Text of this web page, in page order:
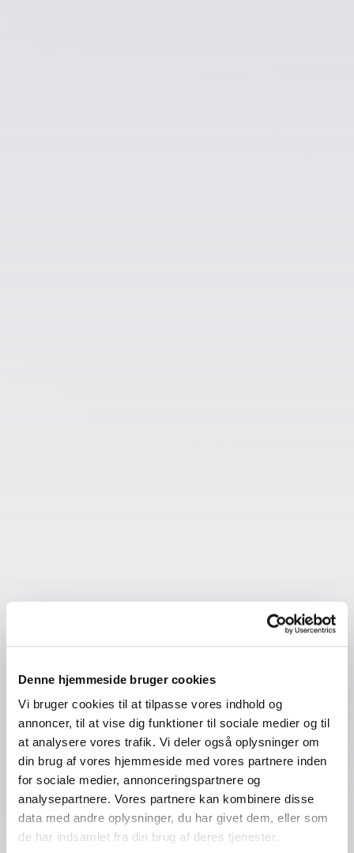
Denne hjemmeside bruger cookies
Vi bruger cookies til at tilpasse vores indhold og
annoncer, til at vise dig funktioner til sociale medier og til
at analysere vores trafik. Vi deler også oplysninger om
din brug af vores hjemmeside med vores partnere inden
for sociale medier, annonceringspartnere og
analysepartnere. Vores partnere kan kombinere disse
data med andre oplysninger, du har givet dem, eller som
de har indsamlet fra din brug af deres tjenester.